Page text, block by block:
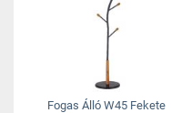
Fogas Álló W45 Fekete